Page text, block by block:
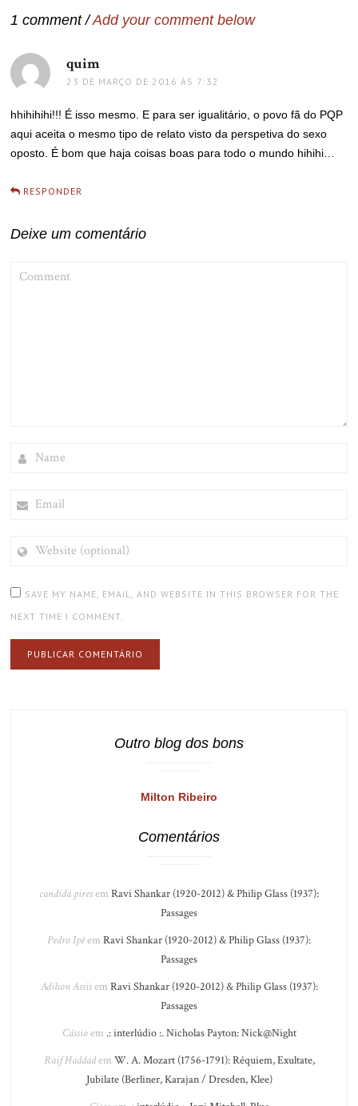
1 comment /Add your comment below
quim
23 DE MARÇO DE 2016 ÀS 7:32
hhihihihi!!! É isso mesmo. E para ser igualitário, o povo fã do PQP
aqui aceita o mesmo tipo de relato visto da perspetiva do sexo
oposto. É bom que haja coisas boas para todo o mundo hihihi…
RESPONDER
Deixe um comentário
(OPTIONAL)
SAVE MY NAME, EMAIL, AND WEBSITE IN THIS BROWSER FOR THE
NEXT TIME I COMMENT.
Outro blog dos bons
Milton Ribeiro
Comentários
candida piresem Ravi Shankar (1920-2012) & Philip Glass (1937):
Passages
Pedro Ipêem Ravi Shankar (1920-2012) & Philip Glass (1937):
Passages
Adilson Assisem Ravi Shankar (1920-2012) & Philip Glass (1937):
Passages
Cássioem .: interlúdio :. Nicholas Payton: Nick@Night
Raif Haddadem W. A. Mozart (1756-1791): Réquiem, Exultate,
Jubilate (Berliner, Karajan / Dresden, Klee)